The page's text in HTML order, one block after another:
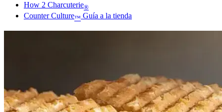
How 2 Charcuterie®
Counter Culture™ Guía a la tienda